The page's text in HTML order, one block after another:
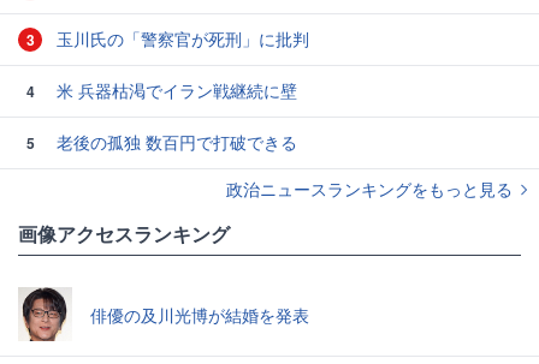
3 玉川氏の「警察官が死刑」に批判
4 米 兵器枯渇でイラン戦継続に壁
5
老後の孤独 数百円で打破できる
政治ニュースランキングをもっと見る
画像アクセスランキング
俳優の及川光博が結婚を発表